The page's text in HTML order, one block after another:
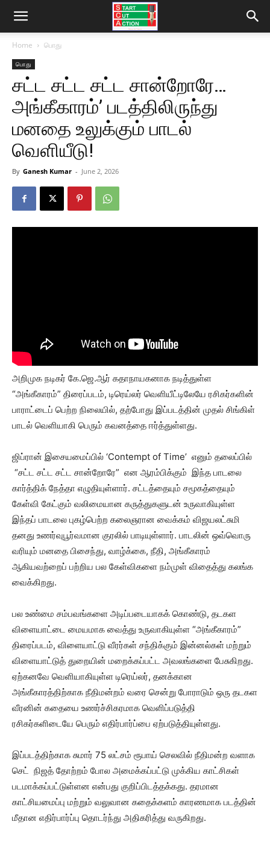
Home பொது
பொது
சட்ட சட்ட சட்ட சான்றோரே…
அங்கீகாரம்’ படத்திலிருந்து
மனதை உலுக்கும் பாடல்
வெளியீடு!
By Ganesh Kumar - June 2, 2026
அறிமுக நடிகர் கே.ஜெ.ஆர் கதாநாயகனாக நடித்துள்ள
“அங்கீகாரம்” திரைப்படம், டிரெய்லர் வெளியீட்டிலேயே ரசிகர்களின்
பாராட்டைப் பெற்ற நிலையில், தற்போது இப்படத்தின் முதல் சிங்கிள்
பாடல் வெளியாகி பெரும் கவனத்தை ஈர்த்துள்ளது.
ஜிப்ரான் இசையமைப்பில் ‘Contempt of Time’ எனும் தலைப்பில்
“சட்ட சட்ட சட்ட சான்றோரே” என ஆரம்பிக்கும் இந்த பாடலை
கார்த்திக் நேத்தா எழுதியுள்ளார். சட்டத்தையும் சமூகத்தையும்
கேள்வி கேட்கும் வலிமையான கருத்துகளுடன் உருவாகியுள்ள
இந்தப் பாடலை புகழ்பெற்ற கலைஞரான வைக்கம் விஜயலட்சுமி
தனது உணர்வுபூர்வமான குரலில் பாடியுள்ளார். பாடலின் ஒவ்வொரு
வரியும் மனதை பிசைந்து, வாழ்க்கை, நீதி, அங்கீகாரம்
ஆகியவற்றைப் பற்றிய பல கேள்விகளை நம்முள் விதைத்து கலங்க
வைக்கிறது.
பல உண்மை சம்பவங்களை அடிப்படையாகக் கொண்டு, தடகள
விளையாட்டை மையமாக வைத்து உருவாகியுள்ள “அங்கீகாரம்”
திரைப்படம், விளையாட்டு வீரர்கள் சந்திக்கும் இன்னல்கள் மற்றும்
விளையாட்டுத் துறையின் மறைக்கப்பட்ட அவலங்களை பேசுகிறது.
ஏற்கனவே வெளியாகியுள்ள டிரெய்லர், தனக்கான
அங்கீகாரத்திற்காக நீதிமன்றம் வரை சென்று போராடும் ஒரு தடகள
வீரனின் கதையை உணர்ச்சிகரமாக வெளிப்படுத்தி
ரசிகர்களிடையே பெரும் எதிர்பார்ப்பை ஏற்படுத்தியுள்ளது.
இப்படத்திற்காக சுமார் 75 லட்சம் ரூபாய் செலவில் நீதிமன்ற வளாக
செட் நிஜத் தோற்றம் போல அமைக்கப்பட்டு முக்கிய காட்சிகள்
படமாக்கப்பட்டுள்ளன என்பது குறிப்பிடத்தக்கது. தரமான
காட்சியமைப்பு மற்றும் வலுவான கதைக்களம் காரணமாக படத்தின்
மீதான எதிர்பார்ப்பு தொடர்ந்து அதிகரித்து வருகிறது.